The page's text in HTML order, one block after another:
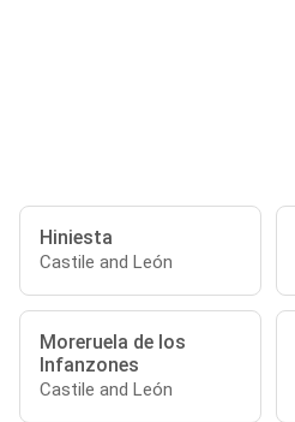
Hiniesta
Castile and León
Moreruela de los
Infanzones
Castile and León